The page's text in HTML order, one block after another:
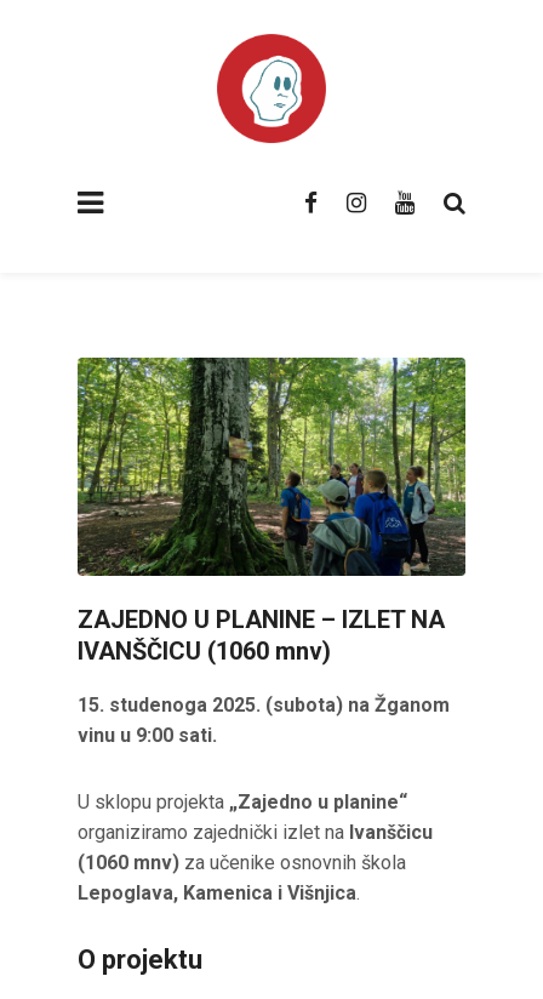
ZAJEDNO U PLANINE – IZLET NA
IVANŠČICU (1060 mnv)
15. studenoga 2025. (subota) na Žganom
vinu u 9:00 sati.
U sklopu projekta „Zajedno u planine“
organiziramo zajednički izlet na Ivanščicu
(1060 mnv) za učenike osnovnih škola
Lepoglava, Kamenica i Višnjica.
O projektu